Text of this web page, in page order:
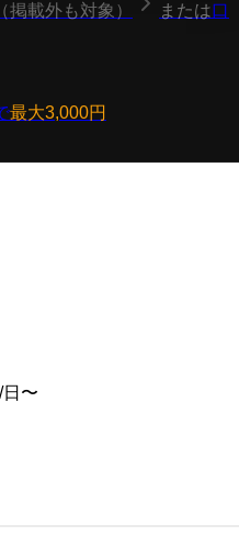
（掲載外も対象） または口
最大3,000円
〜